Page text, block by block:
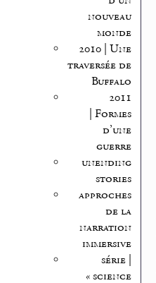
nouveau
monde
2010 | Une
traversée de
Buffalo
2011
| Formes
d’une
guerre
unending
stories
approches
de la
narration
immersive
série |
« science